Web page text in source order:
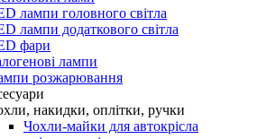
лампи головного світла
лампи додаткового світла
фари
лампи
розжарювання
накидки, оплітки, ручки
Чохли-майки для автокрісла